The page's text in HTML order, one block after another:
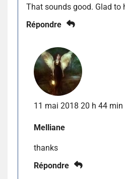
That sounds good. Glad to
Répondre
11 mai 2018 20 h 44 min
Melliane
thanks
Répondre